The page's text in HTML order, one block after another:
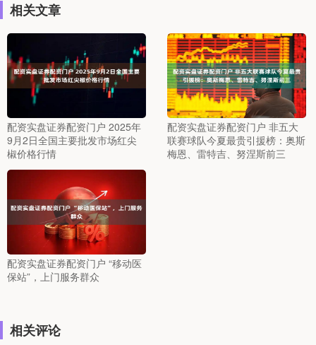
相关文章
配资实盘证券配资门户 2025年
9月2日全国主要批发市场红尖
椒价格行情
配资实盘证券配资门户 非五大
联赛球队今夏最贵引援榜：奥斯
梅恩、雷特吉、努涅斯前三
配资实盘证券配资门户 “移动医
保站”，上门服务群众
相关评论